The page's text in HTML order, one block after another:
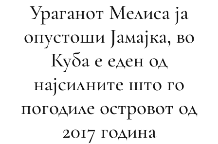
Ураганот Мелиса ја
опустоши Јамајка, во
Куба е еден од
најсилните што го
погодиле островот од
2017 година